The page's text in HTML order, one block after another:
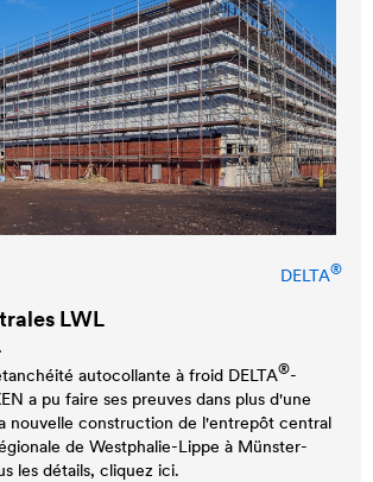
DELTA®
LWL
autocollante à froid DELTA®-
a pu faire ses preuves dans plus d'une
nouvelle construction de l'entrepôt central
de Westphalie-Lippe à Münster-
les détails, cliquez ici.